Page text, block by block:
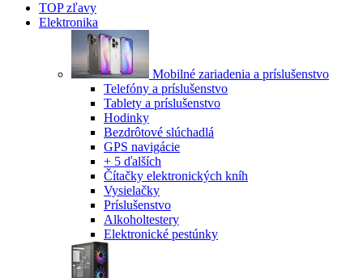
TOP zľavy
Elektronika
Mobilné zariadenia a príslušenstvo
Telefóny a príslušenstvo
Tablety a príslušenstvo
Hodinky
Bezdrôtové slúchadlá
GPS navigácie
+ 5 ďalších
Čítačky elektronických kníh
Vysielačky
Príslušenstvo
Alkoholtestery
Elektronické pestúnky